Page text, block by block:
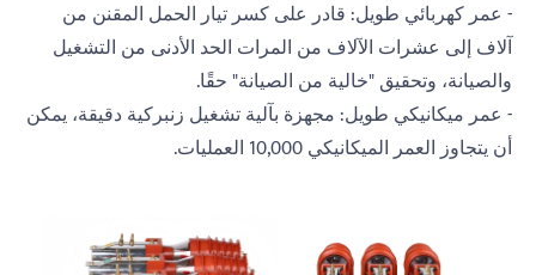
- عمر كهربائي طويل: قادر على كسر تيار الحمل المقنن من
آلاف إلى عشرات الآلاف من المرات الحد الأدنى من التشغيل
والصيانة، وتحقيق "خالية من الصيانة" حقًا.
- عمر ميكانيكي طويل: مجهزة بآلية تشغيل زنبركية دقيقة، يمكن
أن يتجاوز العمر الميكانيكي 10,000 العمليات.